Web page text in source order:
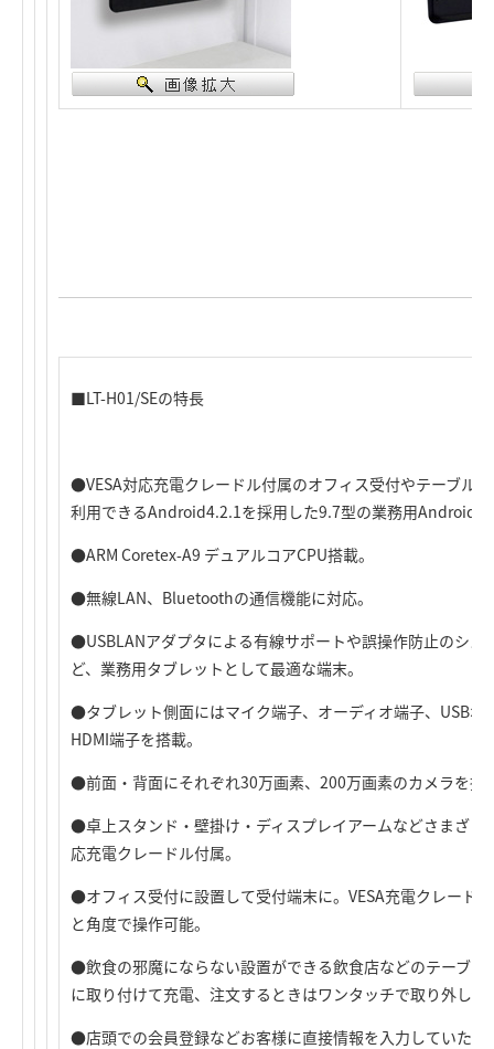
■LT-H01/SEの特長
●VESA対応充電クレードル付属のオフィス受付やテーブル
利用できるAndroid4.2.1を採用した9.7型の業務用Android
●ARM Coretex-A9 デュアルコアCPU搭載。
●無線LAN、Bluetoothの通信機能に対応。
●USBLANアダプタによる有線サポートや誤操作防止のシス
ど、業務用タブレットとして最適な端末。
●タブレット側面にはマイク端子、オーディオ端子、USB
HDMI端子を搭載。
●前面・背面にそれぞれ30万画素、200万画素のカメラを搭
●卓上スタンド・壁掛け・ディスプレイアームなどさまざま
応充電クレードル付属。
●オフィス受付に設置して受付端末に。VESA充電クレード
と角度で操作可能。
●飲食の邪魔にならない設置ができる飲食店などのテーブル
に取り付けて充電、注文するときはワンタッチで取り外し
●店頭での会員登録などお客様に直接情報を入力していただ